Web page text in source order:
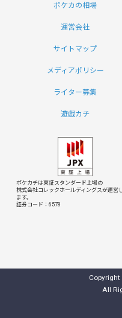
ポケカの相場
運営会社
サイトマップ
メディアポリシー
ライター募集
遊戯カチ
ポケカチは東証スタンダード上場の
株式会社コレックホールディングスが運営
ます。
証券コード：6578
Copyright
All